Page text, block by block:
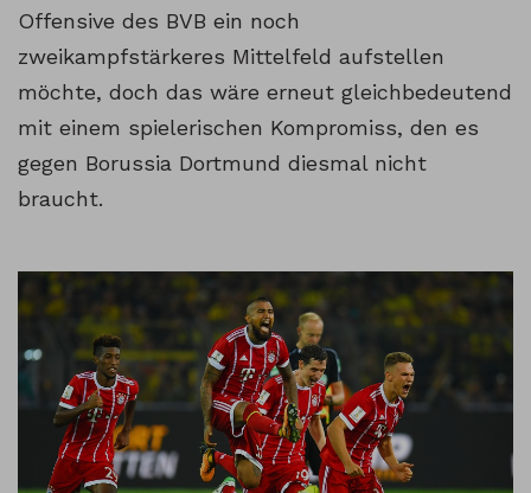
Offensive des BVB ein noch
zweikampfstärkeres Mittelfeld aufstellen
möchte, doch das wäre erneut gleichbedeutend
mit einem spielerischen Kompromiss, den es
gegen Borussia Dortmund diesmal nicht
braucht.